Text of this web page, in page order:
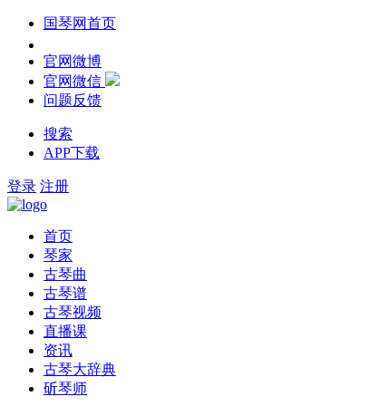
国琴网首页
官网微博
官网微信
问题反馈
搜索
APP下载
登录 注册
首页
琴家
古琴曲
古琴谱
古琴视频
直播课
资讯
古琴大辞典
斫琴师